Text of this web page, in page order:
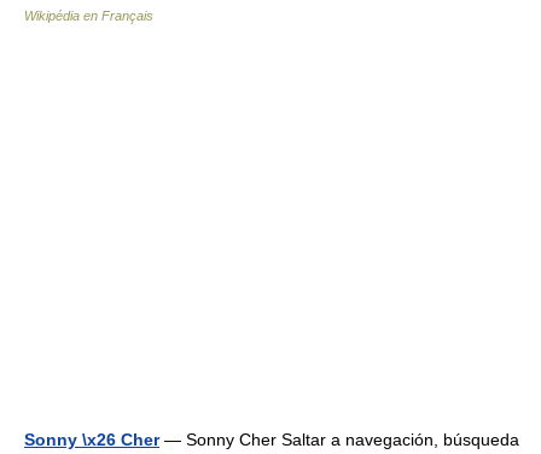
Wikipédia en Français
Sonny \x26 Cher— Sonny Cher Saltar a navegación, búsqueda